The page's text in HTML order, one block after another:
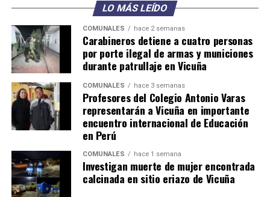
LO MÁS LEÍDO
COMUNALES hace 2 semanas
Carabineros detiene a cuatro personas
por porte ilegal de armas y municiones
durante patrullaje en Vicuña
COMUNALES hace 3 semanas
Profesores del Colegio Antonio Varas
representarán a Vicuña en importante
encuentro internacional de Educación
en Perú
COMUNALES hace 1 semana
Investigan muerte de mujer encontrada
calcinada en sitio eriazo de Vicuña